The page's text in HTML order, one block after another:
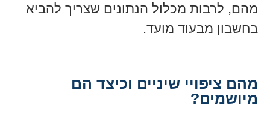
מהם, לרבות מכלול הנתונים שצריך להביא
בחשבון מבעוד מועד.
מהם ציפויי שיניים וכיצד הם
מיושמים?